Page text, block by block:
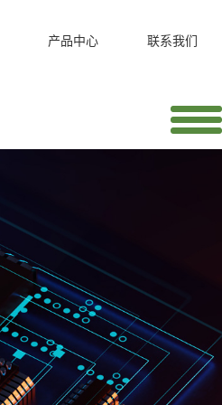
产品中心 联系我们